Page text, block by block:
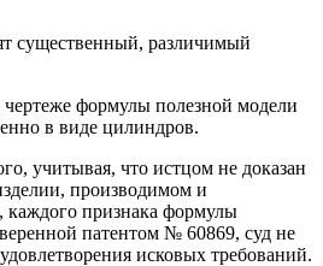
существенный, различимый
формулы полезной модели
в виде цилиндров.
учитывая, что истцом не доказан
производимом и
каждого признака формулы
патентом № 60869, суд не
исковых требований.